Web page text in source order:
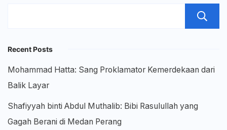
Recent Posts
Mohammad Hatta: Sang Proklamator Kemerdekaan dari
Balik Layar
Shafiyyah binti Abdul Muthalib: Bibi Rasulullah yang
Gagah Berani di Medan Perang